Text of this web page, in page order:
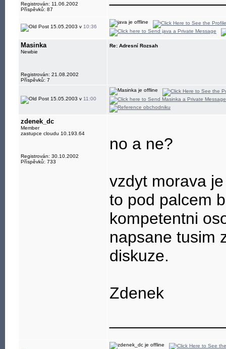
Registrován: 11.06.2002
Příspěvků: 87
15.05.2003 v 10:36
Masinka
Newbie
Registrován: 21.08.2002
Příspěvků: 7
Re: Adresní Rozsah
15.05.2003 v 11:00
zdenek_dc
Member
zastupce cloudu 10.193.64
Registrován: 30.10.2002
Příspěvků: 733
no a ne?
vzdyt morava
to pod palcem
kompetentni
napsane tusim
diskuze.
Zdenek